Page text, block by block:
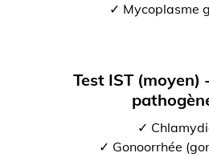
✓ Mycoplasme
Test IST (moyen)
✓
✓ Gonoorrhée